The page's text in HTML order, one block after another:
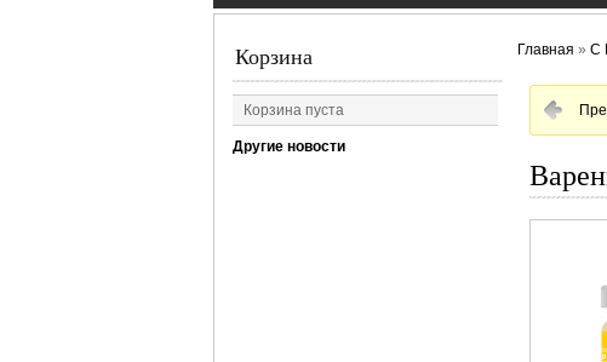
Корзина
Корзина пуста
Другие новости
Главная » С